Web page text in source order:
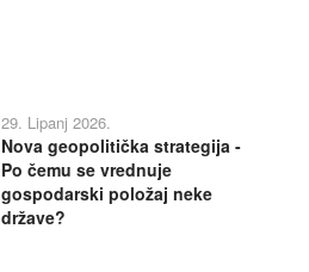
29. Lipanj 2026.
Nova geopolitička strategija -
Po čemu se vrednuje
gospodarski položaj neke
države?